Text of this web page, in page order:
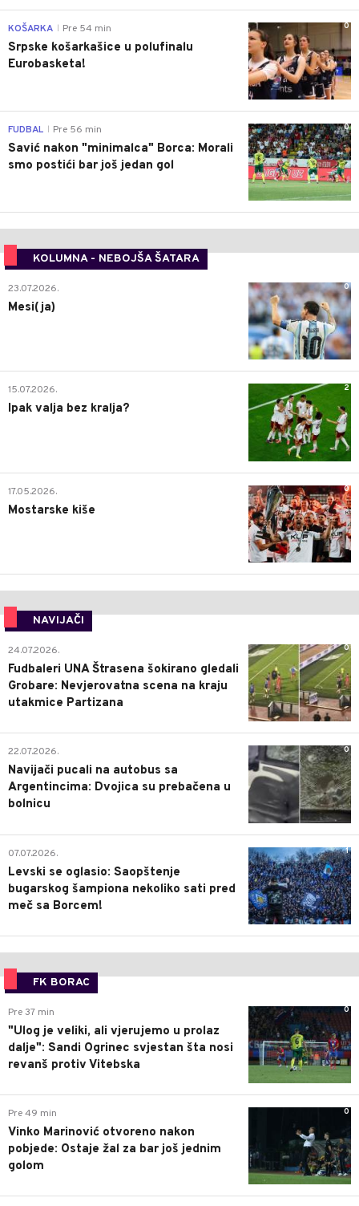
0
KOŠARKA Pre 54 min
Srpske košarkašice u polufinalu
Eurobasketa!
0
FUDBAL Pre 56 min
Savić nakon "minimalca" Borca: Morali
smo postići bar još jedan gol
KOLUMNA - NEBOJŠA ŠATARA
0
23.07.2026.
Mesi(ja)
2
15.07.2026.
Ipak valja bez kralja?
0
17.05.2026.
Mostarske kiše
NAVIJAČI
0
24.07.2026.
Fudbaleri UNA Štrasena šokirano gledali
Grobare: Nevjerovatna scena na kraju
utakmice Partizana
0
22.07.2026.
Navijači pucali na autobus sa
Argentincima: Dvojica su prebačena u
bolnicu
1
07.07.2026.
Levski se oglasio: Saopštenje
bugarskog šampiona nekoliko sati pred
meč sa Borcem!
FK BORAC
0
Pre 37 min
"Ulog je veliki, ali vjerujemo u prolaz
dalje": Sandi Ogrinec svjestan šta nosi
revanš protiv Vitebska
0
Pre 49 min
Vinko Marinović otvoreno nakon
pobjede: Ostaje žal za bar još jednim
golom